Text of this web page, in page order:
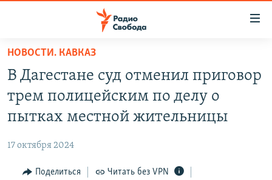
упрощенного
доступа
основному
Вернутся
ПОДКАСТЫ
АВТОРСКИЕ ПРОЕКТЫ
МНЕНИЯ
КУЛЬТУРА
НОВОСТИ. КАВКАЗ
В Дагестане суд отменил приговор
трем полицейским по делу о
пытках местной жительницы
17 октября 2024
Поделиться Читать без VPN